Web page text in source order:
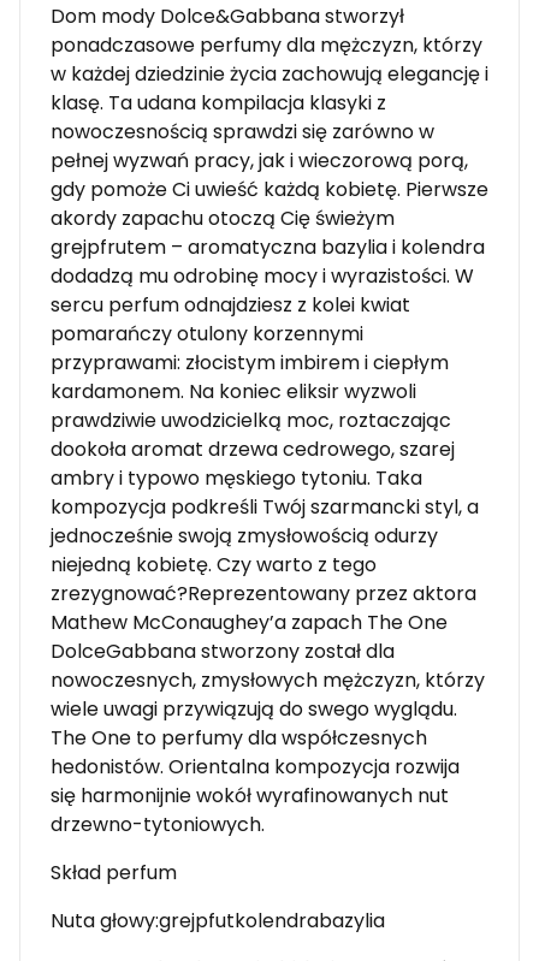
Dom mody Dolce&Gabbana stworzył
ponadczasowe perfumy dla mężczyzn, którzy
w każdej dziedzinie życia zachowują elegancję i
klasę. Ta udana kompilacja klasyki z
nowoczesnością sprawdzi się zarówno w
pełnej wyzwań pracy, jak i wieczorową porą,
gdy pomoże Ci uwieść każdą kobietę. Pierwsze
akordy zapachu otoczą Cię świeżym
grejpfrutem – aromatyczna bazylia i kolendra
dodadzą mu odrobinę mocy i wyrazistości. W
sercu perfum odnajdziesz z kolei kwiat
pomarańczy otulony korzennymi
przyprawami: złocistym imbirem i ciepłym
kardamonem. Na koniec eliksir wyzwoli
prawdziwie uwodzicielką moc, roztaczając
dookoła aromat drzewa cedrowego, szarej
ambry i typowo męskiego tytoniu. Taka
kompozycja podkreśli Twój szarmancki styl, a
jednocześnie swoją zmysłowością odurzy
niejedną kobietę. Czy warto z tego
zrezygnować?Reprezentowany przez aktora
Mathew McConaughey’a zapach The One
DolceGabbana stworzony został dla
nowoczesnych, zmysłowych mężczyzn, którzy
wiele uwagi przywiązują do swego wyglądu.
The One to perfumy dla współczesnych
hedonistów. Orientalna kompozycja rozwija
się harmonijnie wokół wyrafinowanych nut
drzewno-tytoniowych.
Skład perfum
Nuta głowy:grejpfutkolendrabazylia